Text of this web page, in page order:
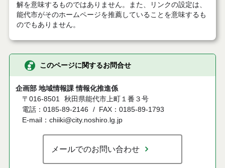
解を意味するものではありません。また、リンクの設定は、
能代市がそのホームページを推薦していることを意味するも
のでもありません。
このページに関するお問合せ
企画部 地域情報課 情報化推進係
〒016-8501
秋田県能代市上町１番３号
電話：0185-89-2146
FAX：0185-89-1793
E-mail：chiiki@city.noshiro.lg.jp
メールでのお問い合わせ